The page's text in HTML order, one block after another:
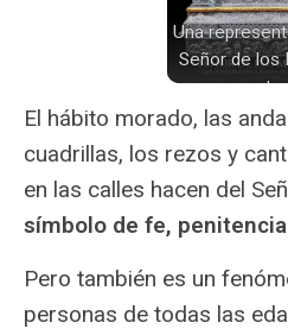
Una
Señor de los
se
retablo
plateado,
de ángeles a
y una
espada, en
las
El hábito morado, las
cuadrillas, los rezos y
en las calles hacen del
símbolo de fe,
Pero también es un
personas de todas las